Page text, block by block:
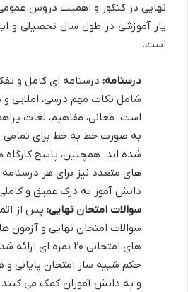
نهایی در کنکور و اهمیت دروس
یار آموزشی در طول سال تحصیلی و
است.
درسنامه: درسنامه ای کامل و
شامل نکات مهم درسی، املایی
است. معانی، مفاهیم، لغات
به صورت خط به خط برای تمامی
شده اند. همچنین، پاسخ
های متعدد نیز برای هر
دانش آموز به درک عمیق و
سوالات امتحان نهایی: پس از
سوالات امتحان نهایی و آزمون
های امتحانی ۲۰ نمره
حکم شبیه ساز امتحان پایانی و
و به دانش آموزان کمک می کنند